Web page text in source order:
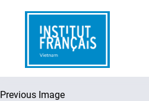
Previous Image